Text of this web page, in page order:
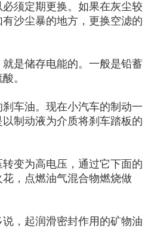
须定期更换。如果在灰尘较
沙尘暴的地方，更换空滤的
是储存电能的。一般是铅蓄
。
车油。现在小汽车的制动一
制动液为介质将刹车踏板的
变为高电压，通过它下面的
，点燃油气混合物燃烧做
说，起润滑密封作用的矿物油